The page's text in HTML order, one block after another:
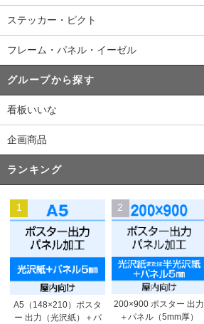
ステッカー・ピクト
フレーム・パネル・イーゼル
グループから探す
看板いいな
企画商品
ランキング
1
A5（148×210）ポスタ
ー 出力（光沢紙）＋パ
2
200×900 ポスター 出力
＋パネル（5mm厚）